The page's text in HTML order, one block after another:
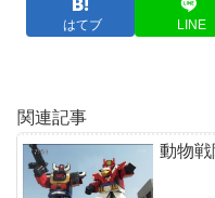
はてブ LINE
関連記事
動物